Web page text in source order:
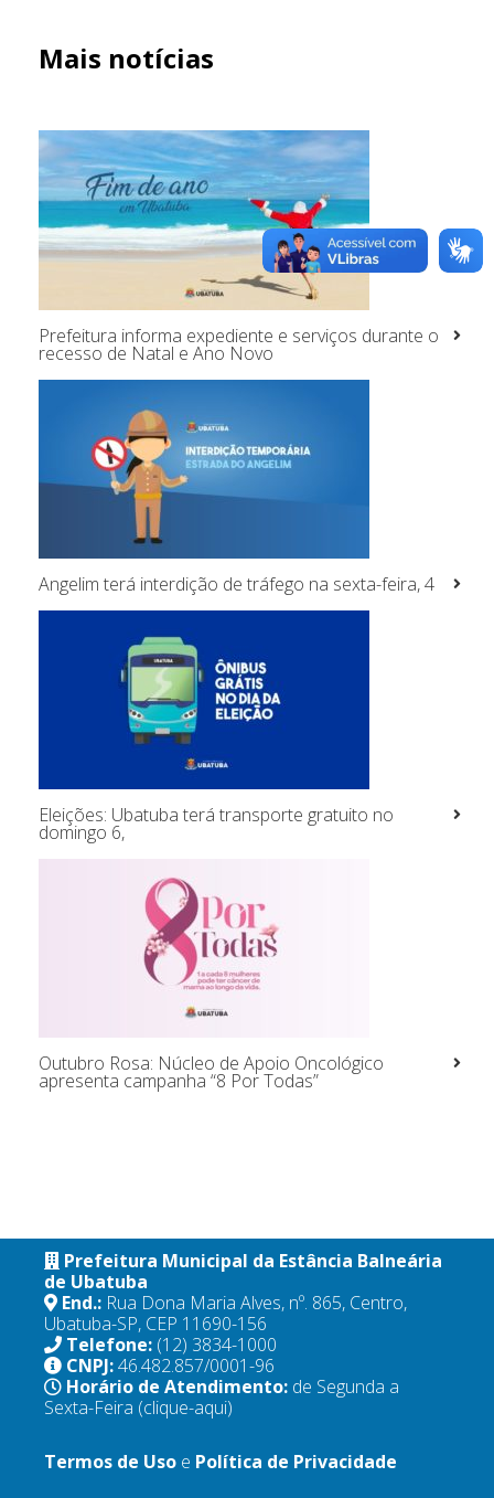
Mais notícias
Prefeitura informa expediente e serviços durante o
recesso de Natal e Ano Novo
Angelim terá interdição de tráfego na sexta-feira, 4
Eleições: Ubatuba terá transporte gratuito no
domingo 6,
Outubro Rosa: Núcleo de Apoio Oncológico
apresenta campanha “8 Por Todas”
Prefeitura Municipal da Estância Balneária
de Ubatuba
End.: Rua Dona Maria Alves, nº. 865, Centro,
Ubatuba-SP, CEP 11690-156
Telefone: (12) 3834-1000
CNPJ:46.482.857/0001-96
Horário de Atendimento: de Segunda a
Sexta-Feira (clique-aqui)
Termos de Uso e Política de Privacidade